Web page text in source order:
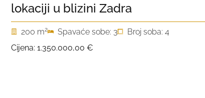
lokaciji u blizini Zadra
200 m2 Spavaće sobe: 3
Broj soba: 4
Cijena: 1.350.000,00 €